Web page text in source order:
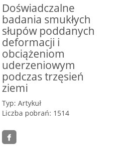
Doświadczalne
badania smukłych
słupów poddanych
deformacji i
obciążeniom
uderzeniowym
podczas trzęsień
ziemi
Typ: Artykuł
Liczba pobrań: 1514